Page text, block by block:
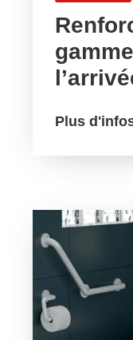
Plus